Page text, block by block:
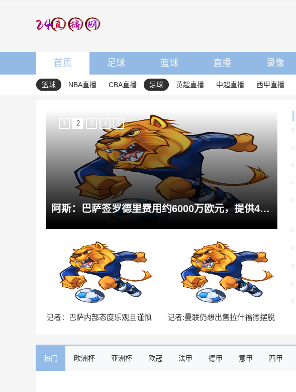
首页 足球 篮球 直播 录像
篮球 NBA直播 CBA直播 足球 英超直播 中超直播 西甲直播
迪奥曼德告别莱比锡：俱乐部会在我心中占据特殊位置，感谢所有
1 2 3 4 5
记者：巴萨内部态度乐观且谨慎
记者:曼联仍想出售拉什福德摆脱
人
热门 欧洲杯 亚洲杯 欧冠 法甲 德甲 意甲 西甲